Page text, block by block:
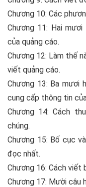
Chương 10: Các
Chương 11: Hai
của quảng cáo.
Chương 12: Làm thế
viết quảng cáo.
Chương 13: Ba mươi
cung cấp thông tin
Chương 14: Cách
chúng.
Chương 15: Bố cục
đọc nhất.
Chương 16: Cách viết
Chương 17: Mười câu